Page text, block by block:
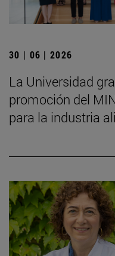
30 | 06 | 2026
La Universidad
promoción del
para la industria